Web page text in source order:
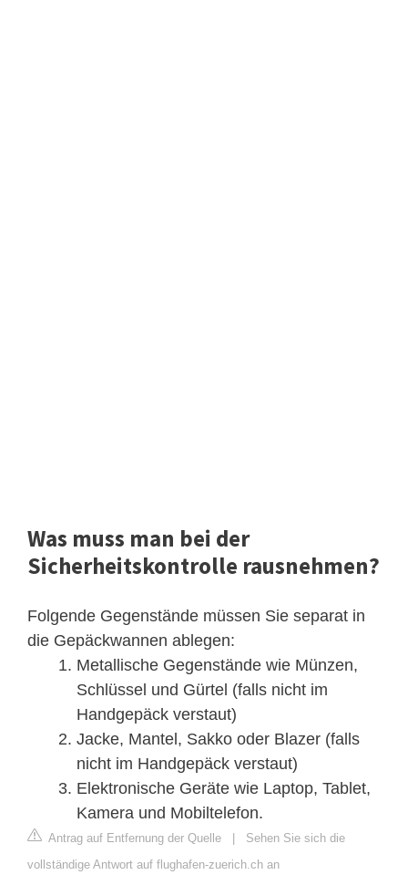
Was muss man bei der
Sicherheitskontrolle rausnehmen?
Folgende Gegenstände müssen Sie separat in
die Gepäckwannen ablegen:
Metallische Gegenstände wie Münzen,
Schlüssel und Gürtel (falls nicht im
Handgepäck verstaut)
Jacke, Mantel, Sakko oder Blazer (falls
nicht im Handgepäck verstaut)
Elektronische Geräte wie Laptop, Tablet,
Kamera und Mobiltelefon.
Antrag auf Entfernung der Quelle | Sehen Sie sich die
vollständige Antwort auf flughafen-zuerich.ch an